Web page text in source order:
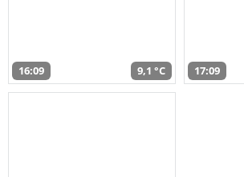
16:09 9,1 °C 17:09